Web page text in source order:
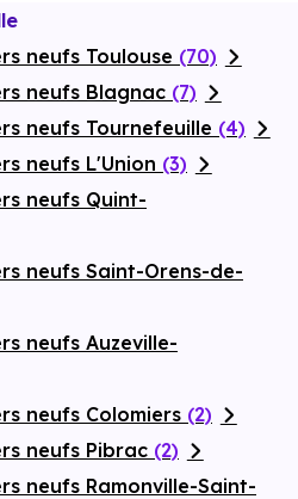
neufs Toulouse (70)
neufs Blagnac (7)
neufs Tournefeuille (4)
neufs L'Union (3)
neufs Quint-
neufs Saint-Orens-de-
neufs Auzeville-
neufs Colomiers (2)
neufs Pibrac (2)
neufs Ramonville-Saint-